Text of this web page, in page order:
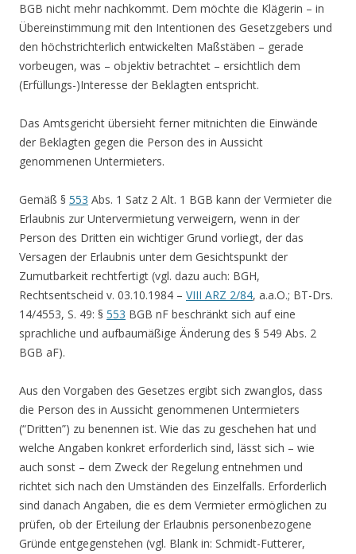
BGB nicht mehr nachkommt. Dem möchte die Klägerin – in
Übereinstimmung mit den Intentionen des Gesetzgebers und
den höchstrichterlich entwickelten Maßstäben – gerade
vorbeugen, was – objektiv betrachtet – ersichtlich dem
(Erfüllungs-)Interesse der Beklagten entspricht.
Das Amtsgericht übersieht ferner mitnichten die Einwände
der Beklagten gegen die Person des in Aussicht
genommenen Untermieters.
Gemäß § 553 Abs. 1 Satz 2 Alt. 1 BGB kann der Vermieter die
Erlaubnis zur Untervermietung verweigern, wenn in der
Person des Dritten ein wichtiger Grund vorliegt, der das
Versagen der Erlaubnis unter dem Gesichtspunkt der
Zumutbarkeit rechtfertigt (vgl. dazu auch: BGH,
Rechtsentscheid v. 03.10.1984 – VIII ARZ 2/84, a.a.O.; BT-Drs.
14/4553, S. 49: § 553 BGB nF beschränkt sich auf eine
sprachliche und aufbaumäßige Änderung des § 549 Abs. 2
BGB aF).
Aus den Vorgaben des Gesetzes ergibt sich zwanglos, dass
die Person des in Aussicht genommenen Untermieters
(“Dritten”) zu benennen ist. Wie das zu geschehen hat und
welche Angaben konkret erforderlich sind, lässt sich – wie
auch sonst – dem Zweck der Regelung entnehmen und
richtet sich nach den Umständen des Einzelfalls. Erforderlich
sind danach Angaben, die es dem Vermieter ermöglichen zu
prüfen, ob der Erteilung der Erlaubnis personenbezogene
Gründe entgegenstehen (vgl. Blank in: Schmidt-Futterer,